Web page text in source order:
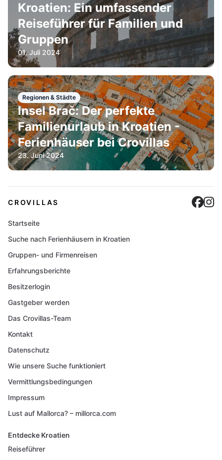
Kroatien: Ein umfassender
Reiseführer für Familien und
Gruppen
01. Juli 2024
Regionen & Städte
Insel Brač: Der perfekte
Familienurlaub in Kroatien -
Ferienhäuser bei Crovillas
23. Juni 2024
CROVILLAS
Startseite
Suche nach Ferienhäusern in Kroatien
Gruppen- und Firmenreisen
Erfahrungsberichte
Besitzerlogin
Gastgeber werden
Das Crovillas-Team
Kontakt
Datenschutz
Wie unsere Suche funktioniert
Vermittlungsbedingungen
Impressum
Lust auf Mallorca? – millorca.com
Entdecke Kroatien
Reiseführer